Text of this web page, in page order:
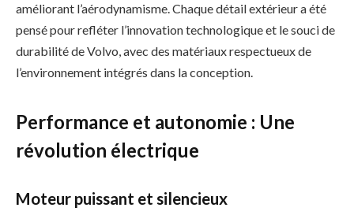
améliorant l’aérodynamisme. Chaque détail extérieur a été
pensé pour refléter l’innovation technologique et le souci de
durabilité de Volvo, avec des matériaux respectueux de
l’environnement intégrés dans la conception.
Performance et autonomie : Une
révolution électrique
Moteur puissant et silencieux